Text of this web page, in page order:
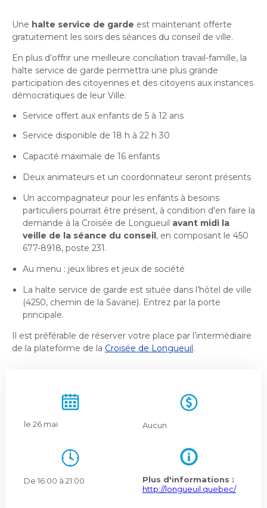
Une halte service de garde est maintenant offerte
gratuitement les soirs des séances du conseil de ville.
En plus d’offrir une meilleure conciliation travail-famille, la
halte service de garde permettra une plus grande
participation des citoyennes et des citoyens aux instances
démocratiques de leur Ville.
Service offert aux enfants de 5 à 12 ans
Service disponible de 18 h à 22 h 30
Capacité maximale de 16 enfants
Deux animateurs et un coordonnateur seront présents
Un accompagnateur pour les enfants à besoins
particuliers pourrait être présent, à condition d'en faire la
demande à la Croisée de Longueuil avant midi la
veille de la séance du conseil, en composant le 450
677-8918, poste 231.
Au menu : jeux libres et jeux de société
La halte service de garde est située dans l’hôtel de ville
(4250, chemin de la Savane). Entrez par la porte
principale.
Il est préférable de réserver votre place par l’intermédiaire
de la plateforme de la Croisée de Longueuil.
le 26 mai
De 16:00 à 21:00
Aucun
Plus d'informations :
http://longueuil.quebec/